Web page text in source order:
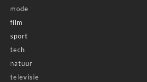
mode
film
sport
tech
natuur
televisie